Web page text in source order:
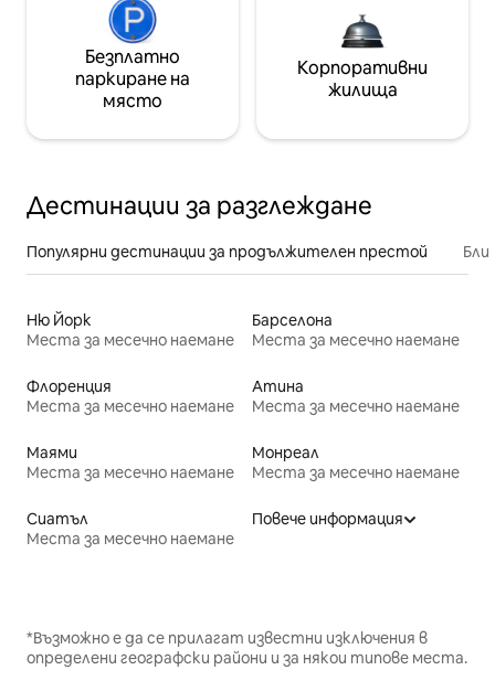
Безплатно
паркиране на
място
Корпоративни
жилища
Дестинации за разглеждане
Популярни дестинации за продължителен престой
Ню Йорк
Места за месечно наемане
Барселона
Места за месечно наемане
Флоренция
Места за месечно наемане
Атина
Места за месечно наемане
Маями
Места за месечно наемане
Монреал
Места за месечно наемане
Сиатъл
Места за месечно наемане
Повече информация
*Възможно е да се прилагат известни изключения в
определени географски райони и за някои типове места.